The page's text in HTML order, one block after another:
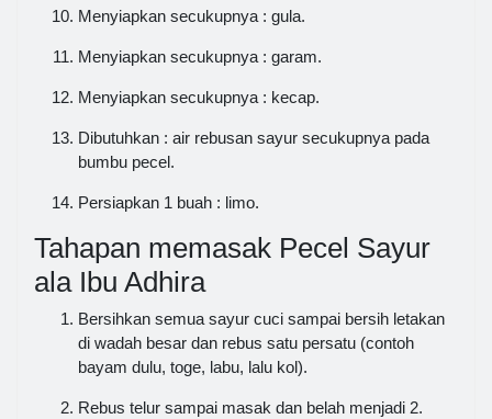
Menyiapkan secukupnya : gula.
Menyiapkan secukupnya : garam.
Menyiapkan secukupnya : kecap.
Dibutuhkan : air rebusan sayur secukupnya pada
bumbu pecel.
Persiapkan 1 buah : limo.
Tahapan memasak Pecel Sayur
ala Ibu Adhira
Bersihkan semua sayur cuci sampai bersih letakan
di wadah besar dan rebus satu persatu (contoh
bayam dulu, toge, labu, lalu kol).
Rebus telur sampai masak dan belah menjadi 2.